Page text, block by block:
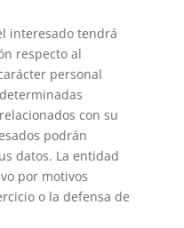
interesado tendrá
respecto al
personal
con su
podrán
datos. La entidad
por motivos
o la defensa de